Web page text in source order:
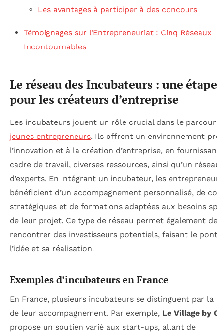
Les avantages à participer à des concours
Témoignages sur l’Entrepreneuriat : Cinq Réseaux
Incontournables
Le réseau des Incubateurs : une
pour les créateurs d’entreprise
Les incubateurs jouent un rôle crucial dans le
jeunes entrepreneurs. Ils offrent un environnement
l’innovation et à la création d’entreprise, en
cadre de travail, diverses ressources, ainsi qu’un
d’experts. En intégrant un incubateur, les
bénéficient d’un accompagnement personnalisé, de
stratégiques et de formations adaptées aux besoins
de leur projet. Ce type de réseau permet également de
rencontrer des investisseurs potentiels, faisant le
l’idée et sa réalisation.
Exemples d’incubateurs en France
En France, plusieurs incubateurs se distinguent par la
de leur accompagnement. Par exemple, Le Village by
propose un soutien varié aux start-ups, allant de